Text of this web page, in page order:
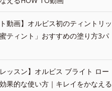
ト動画】オルビス初のティントリッ
ティント」おすすめの塗り方3パ
レッスン】オルビス ブライト ロー
果的な使い方｜キレイをかなえる